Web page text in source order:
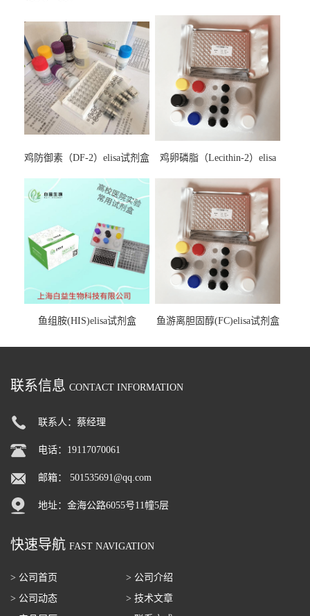
鸡防御素（DF-2）elisa试剂盒
鸡卵磷脂（Lecithin-2）elisa
鱼组胺(HIS)elisa试剂盒 鱼游离胆固醇(FC)elisa试剂盒
联系信息 CONTACT INFORMATION
联系人：蔡经理
电话：19117070061
邮箱： 501535691@qq.com
地址：金海公路6055号11幢5层
快速导航 FAST NAVIGATION
> 公司首页
> 公司介绍
> 公司动态
> 技术文章